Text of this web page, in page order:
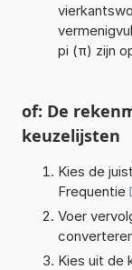
pi (π) zijn
of: De
keuzelijsten
Kies de
Frequentie
Voer
Kies uit de